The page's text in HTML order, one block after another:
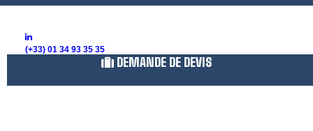
(+33) 01 34 93 35 35
DEMANDE DE DEVIS
ANSSI